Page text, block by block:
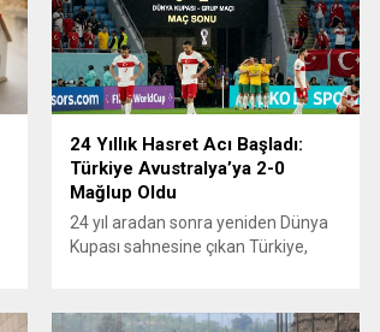
24 Yıllık Hasret Acı Başladı:
Türkiye Avustralya’ya 2-0
Mağlup Oldu
24 yıl aradan sonra yeniden Dünya
Kupası sahnesine çıkan Türkiye,
yapamadı. Ay-yıldızlı ekip, grup